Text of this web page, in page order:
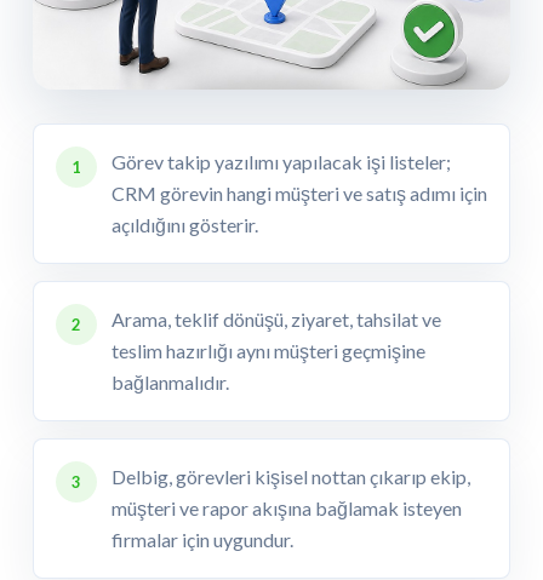
1
Görev takip yazılımı yapılacak işi listeler;
CRM görevin hangi müşteri ve satış adımı için
açıldığını gösterir.
2
Arama, teklif dönüşü, ziyaret, tahsilat ve
teslim hazırlığı aynı müşteri geçmişine
bağlanmalıdır.
3
Delbig, görevleri kişisel nottan çıkarıp ekip,
müşteri ve rapor akışına bağlamak isteyen
firmalar için uygundur.